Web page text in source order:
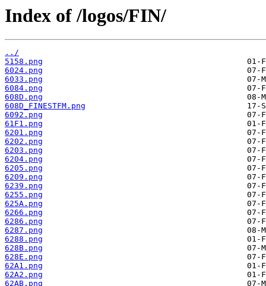
Index of /logos/FIN/
../
5158.png
6024.png
6033.png
6084.png
608D.png
608D_FINESTFM.png
6092.png
61F1.png
6201.png
6202.png
6203.png
6204.png
6205.png
6209.png
6239.png
6255.png
625A.png
6266.png
6286.png
6287.png
6288.png
628B.png
628E.png
62A1.png
62A2.png
62AB.png